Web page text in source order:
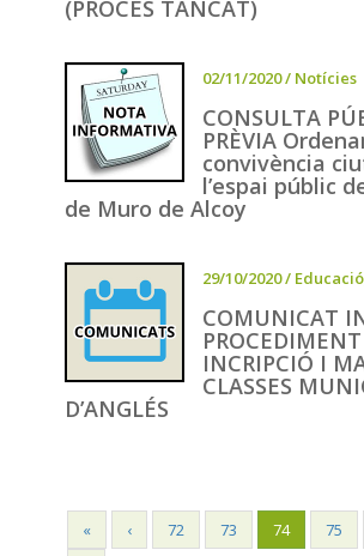
(PROCÉS TANCAT)
02/11/2020/ Notícies
CONSULTA
PRÈVIA
convivència
l’espai públic
de Muro de Alcoy
29/10/2020/ Educació
COMUNICAT
INCRIPCIÓ I
CLASSES
D’ANGLÉS
« ‹ 72 73 74 75